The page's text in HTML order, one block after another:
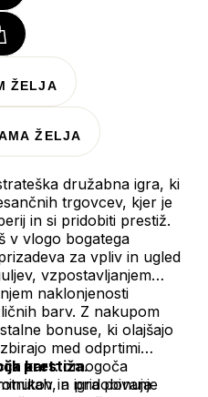
ŽELJA
ŽELJA
družabna igra, ki
trgovcev, kjer je
in si pridobiti prestiž.
v vlogo bogatega
za vpliv in ugled
vzpostavljanjem
naklonjenosti
barv. Z nakupom
bonuse, ki olajšajo
med odprtimi
kart: omogoča
in pridobivanje
prestiža.
a igra ponuja